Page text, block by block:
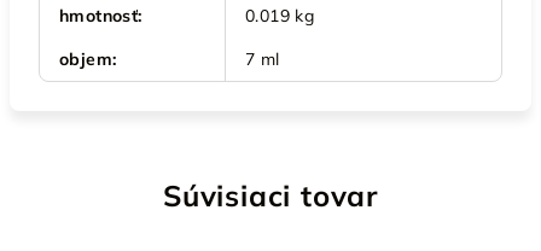
hmotnosť:
0.019 kg
objem: 7 ml
Súvisiaci tovar